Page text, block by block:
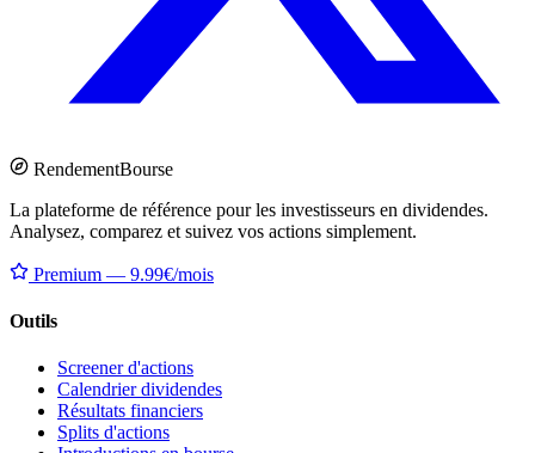
RendementBourse
La plateforme de référence pour les investisseurs en dividendes.
Analysez, comparez et suivez vos actions simplement.
Premium — 9.99€/mois
Outils
Screener d'actions
Calendrier dividendes
Résultats financiers
Splits d'actions